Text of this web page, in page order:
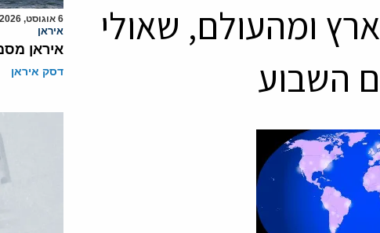
ומהעולם, שאולי
השבוע
6 אוגוסט, 2026
איראן
איראן
דסק איראן